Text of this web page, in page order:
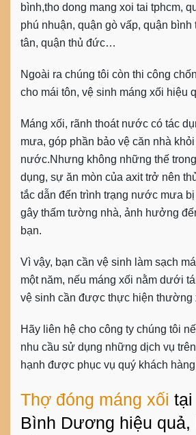
bình,tho dong mang xoi tai tphcm,
phú nhuận, quận gò vấp, quận bình
tân, quận thủ đức…
Ngoài ra chúng tôi còn thi công
cho mái tôn, vệ sinh máng xối hiệu
Máng xối, rãnh thoát nước có tác
mưa, góp phần bảo vệ căn nhà
nước.Nhưng không những thế
dụng, sự ăn mòn của axit trở nên
tắc dẫn đến trình trạng nước mưa
gây thấm tường nhà, ảnh hưởng
bạn.
Vì vậy, bạn cần vệ sinh làm sạch
một năm, nếu máng xối nằm dưới
vệ sinh cần được thực hiện thường
Hãy liên hệ cho công ty chúng tôi
nhu cầu sử dụng những dịch vụ
hạnh được phục vụ quý khách
Thợ đóng máng xối tại
Bình Dương hiệu quả,